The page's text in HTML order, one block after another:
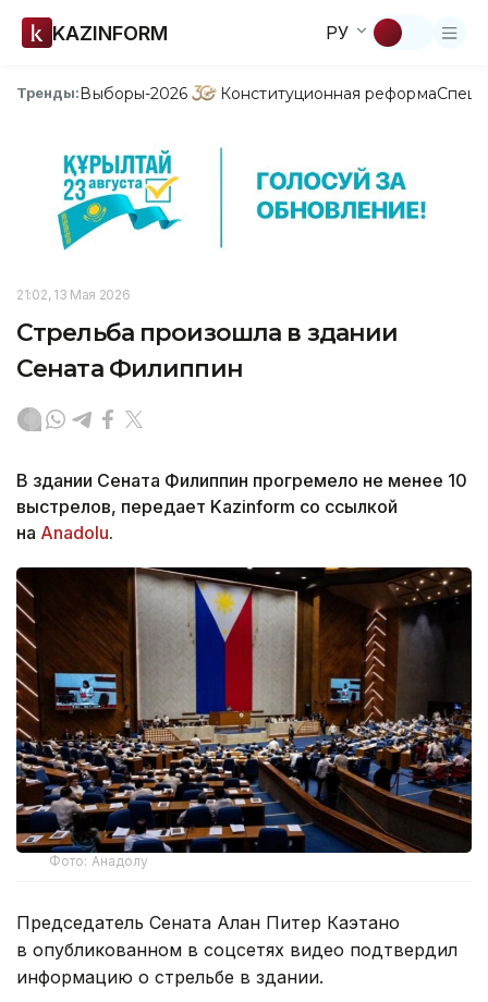
KAZINFORM РУ
Тренды:Выборы-2026 Конституционная реформа
21:02, 13 Мая 2026
Стрельба произошла в здании
Сената Филиппин
В здании Сената Филиппин прогремело не менее 10
выстрелов, передает Kazinform со ссылкой
на Anadolu.
Фото: Анадолу
Председатель Сената Алан Питер Каэтано
в опубликованном в соцсетях видео подтвердил
информацию о стрельбе в здании.